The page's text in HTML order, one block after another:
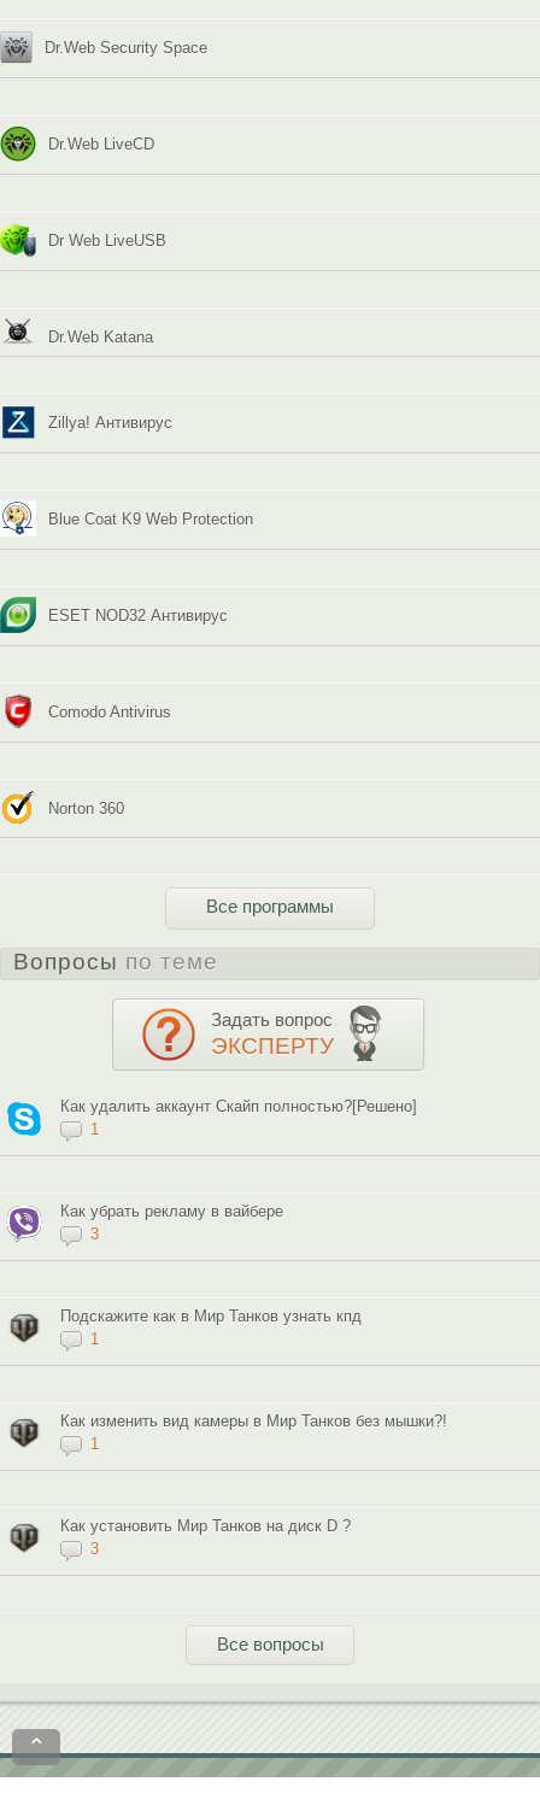
Dr.Web Security Space
Dr.Web LiveCD
Dr Web LiveUSB
Dr.Web Katana
Zillya! Антивирус
Blue Coat K9 Web Protection
ESET NOD32 Антивирус
Comodo Antivirus
Norton 360
Все программы
Вопросы по теме
Задать вопрос
ЭКСПЕРТУ
Как удалить аккаунт Скайп полностью?[Решено]
1
Как убрать рекламу в вайбере
3
Подскажите как в Мир Танков узнать кпд
1
Как изменить вид камеры в Мир Танков без мышки?!
1
Как установить Мир Танков на диск D ?
3
Все вопросы
⌃